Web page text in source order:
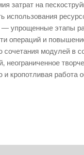
затрат на
использования
— упрощенные этапы
операций и
сочетания модулей в
неограниченное
и кропотливая